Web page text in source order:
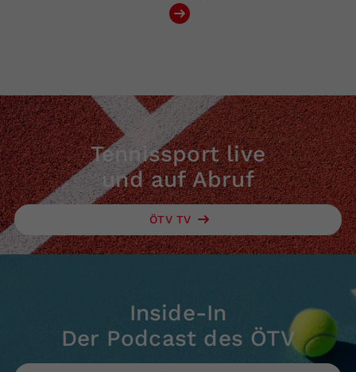
Tennissport live
und auf Abruf
ÖTV TV
Inside-In
Der Podcast des ÖTV